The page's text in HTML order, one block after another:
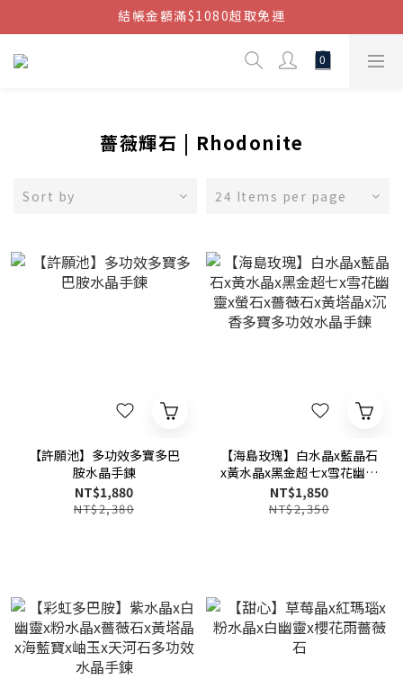
結帳金額滿$1080超取免運
結帳金額滿$1080超取免運
薔薇輝石 | Rhodonite
Sort by 24 Items per page
【許願池】多功效多寶多巴
胺水晶手鍊
NT$1,880
NT$2,380
【海島玫瑰】白水晶x藍晶石
x黃水晶x黑金超七x雪花幽靈
x螢石x薔薇石x黃塔晶x沉香
多寶多功效水晶手鍊
NT$1,850
NT$2,350